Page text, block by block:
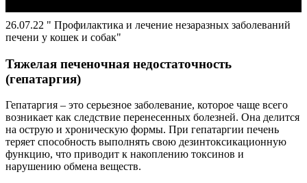
26.07.22 " Профилактика и лечение незаразных заболеваний
печени у кошек и собак"
Тяжелая печеночная недостаточность
(гепатаргия)
Гепатаргия – это серьезное заболевание, которое чаще всего
возникает как следствие перенесенных болезней. Она делится
на острую и хроническую формы. При гепатаргии печень
теряет способность выполнять свою дезинтоксикационную
функцию, что приводит к накоплению токсинов и
нарушению обмена веществ.